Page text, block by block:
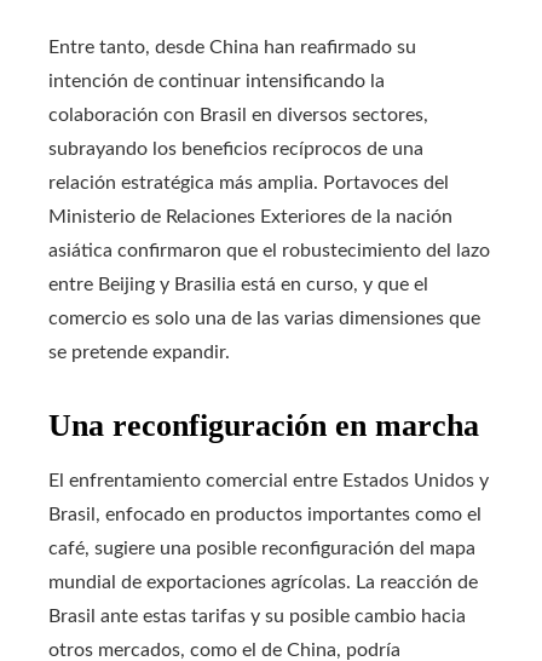
Entre tanto, desde China han reafirmado su
intención de continuar intensificando la
colaboración con Brasil en diversos sectores,
subrayando los beneficios recíprocos de una
relación estratégica más amplia. Portavoces del
Ministerio de Relaciones Exteriores de la nación
asiática confirmaron que el robustecimiento del lazo
entre Beijing y Brasilia está en curso, y que el
comercio es solo una de las varias dimensiones que
se pretende expandir.
Una reconfiguración en marcha
El enfrentamiento comercial entre Estados Unidos y
Brasil, enfocado en productos importantes como el
café, sugiere una posible reconfiguración del mapa
mundial de exportaciones agrícolas. La reacción de
Brasil ante estas tarifas y su posible cambio hacia
otros mercados, como el de China, podría